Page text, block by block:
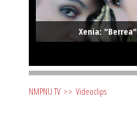
Xenia: "Berrea"
NMPNU TV >> Videoclips